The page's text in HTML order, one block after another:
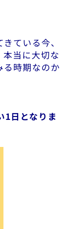
ている今、
本当に大切な
る時期なのか
1日となりま